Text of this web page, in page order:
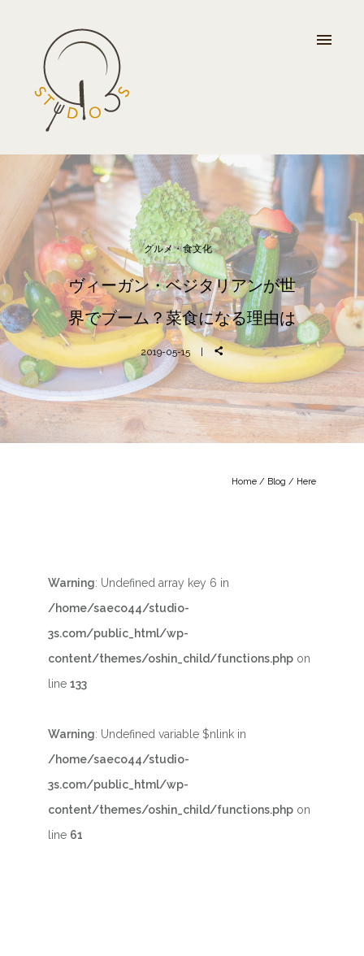
グルメ・食文化
ヴィーガン・ベジタリアンが世
界でブーム？菜食になる理由は
2019-05-15
Home / Blog / Here
Warning: Undefined array key 6 in
/home/saeco44/studio-
3s.com/public_html/wp-
content/themes/oshin_child/functions.php on
line 133
Warning: Undefined variable $nlink in
/home/saeco44/studio-
3s.com/public_html/wp-
content/themes/oshin_child/functions.php on
line 61